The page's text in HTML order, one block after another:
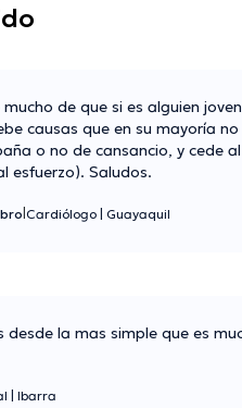
de que si es alguien
causas que en su mayoría
o no de cansancio, y cede
esfuerzo). Saludos.
Cardiólogo Guayaquil
desde la mas simple que es
Ibarra